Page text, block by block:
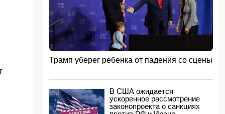
победы Испании на ЧМ-2026
16:16, 06.08.2026
США сняли санкции с авиакомпании,
обвинявшейся в перевозке оружия для КСИР
16:00, 06.08.2026
Администрация Трампа вернула импортерам
пошлин
15:48, 06.08.2026
В Японии заявили о запуске КНДР
баллистической ракеты
Трамп уберег ребенка от падения со сцены
В США ожидается
ускоренное рассмотрение
законопроекта о санкциях